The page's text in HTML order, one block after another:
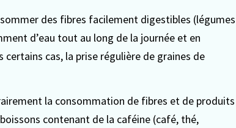
des fibres facilement digestibles (légumes
d’eau tout au long de la journée et en
cas, la prise régulière de graines de
la consommation de fibres et de produits
contenant de la caféine (café, thé,